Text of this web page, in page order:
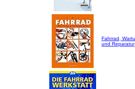
Fahrrad,
und Reparatur